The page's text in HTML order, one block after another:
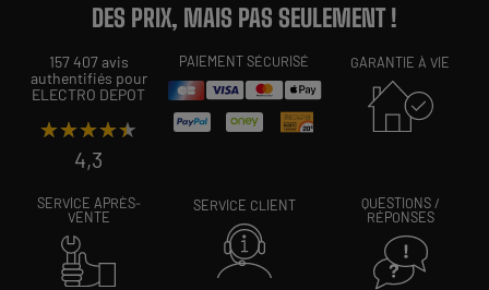
DES PRIX, MAIS PAS SEULEMENT !
157 407 avis
authentifiés pour
ELECTRO DEPOT
★★★★★
★★★★★
4,3
PAIEMENT SÉCURISÉ GARANTIE À VIE
SERVICE APRÈS-
VENTE
SERVICE CLIENT
QUESTIONS /
RÉPONSES